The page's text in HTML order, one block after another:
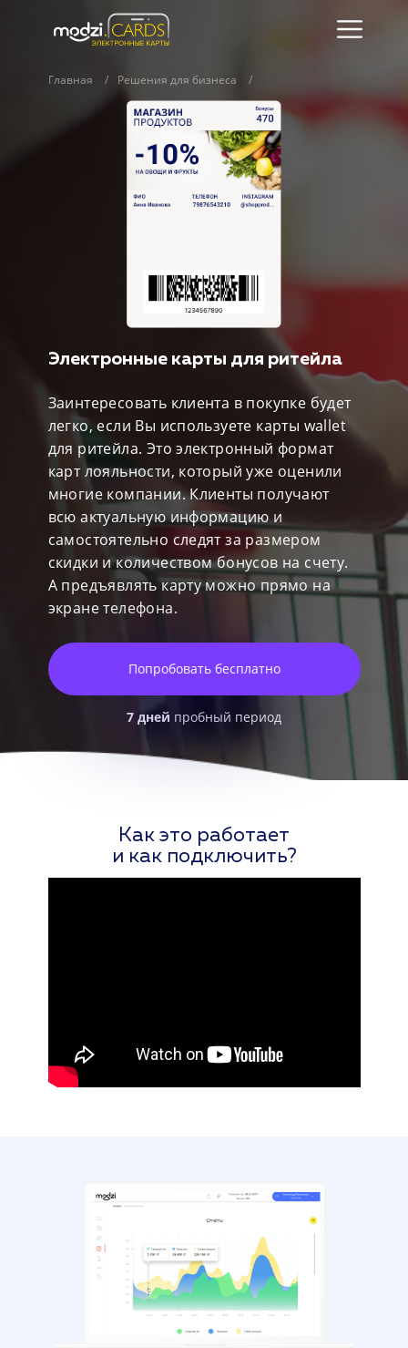
Главная Решения для бизнеса
Электронные карты для ритейла
Заинтересовать клиента в покупке будет
легко, если Вы используете карты wallet
для ритейла. Это электронный формат
карт лояльности, который уже оценили
многие компании. Клиенты получают
всю актуальную информацию и
самостоятельно следят за размером
скидки и количеством бонусов на счету.
А предъявлять карту можно прямо на
экране телефона.
Попробовать бесплатно
7 дней пробный период
Как это работает
и как подключить?